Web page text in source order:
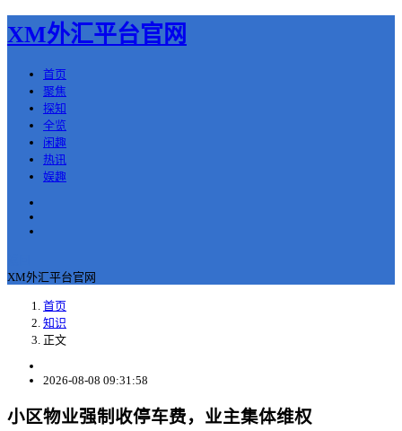
XM外汇平台官网
首页
聚焦
探知
全览
闲趣
热讯
娱趣
XM外汇平台官网
首页
知识
正文
2026-08-08 09:31:58
小区物业强制收停车费，业主集体维权